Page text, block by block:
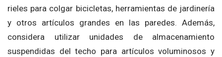
rieles para colgar bicicletas, herramientas de jardinería
y otros artículos grandes en las paredes. Además,
considera utilizar unidades de almacenamiento
suspendidas del techo para artículos voluminosos y